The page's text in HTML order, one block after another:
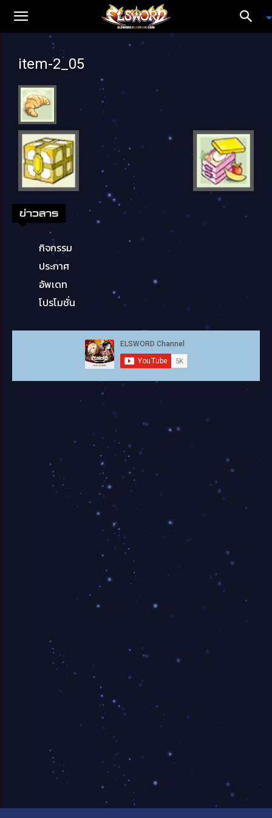
item-2_05
ข่าวสาร
กิจกรรม
ประกาศ
อัพเดท
โปรโมชั่น